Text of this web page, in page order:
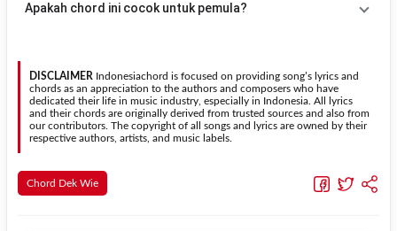
sesuai kebutuhan.
Transpose (bawah)untuk menurunkan nada. Seluruh chord akan
Apakah chord ini cocok untuk pemula?
tanpa menghilangkan struktur dasar lagu.
DISCLAIMER Indonesiachord is focused on providing song’s lyrics and
chords as an appreciation to the authors and composers who have
dedicated their life in music industry, especially in Indonesia. All lyrics
and their chords are originally derived from trusted sources and also from
our contributors. The copyright of all songs and lyrics are owned by their
respective authors, artists, and music labels.
Chord Dek Wie